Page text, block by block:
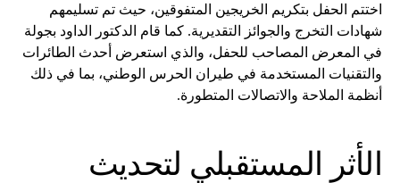
اختتم الحفل بتكريم الخريجين المتفوقين، حيث تم تسليمهم
شهادات التخرج والجوائز التقديرية. كما قام الدكتور الداود بجولة
في المعرض المصاحب للحفل، والذي استعرض أحدث الطائرات
والتقنيات المستخدمة في طيران الحرس الوطني، بما في ذلك
أنظمة الملاحة والاتصالات المتطورة.
الأثر المستقبلي لتحديث